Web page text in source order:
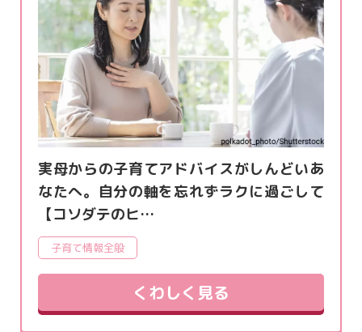
実母からの子育てアドバイスがしんどいあ
なたへ。自分の軸を忘れずラクに過ごして
【コソダテのヒ…
子育て情報全般
くわしく見る